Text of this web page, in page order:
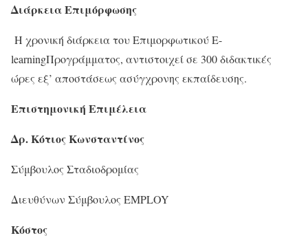
Διάρκεια Επιμόρφωσης
Η χρονική διάρκεια του Επιμορφωτικού E-
learningΠρογράμματος, αντιστοιχεί σε 300 διδακτικές
ώρες εξ’ αποστάσεως ασύγχρονης εκπαίδευσης.
Επιστημονική Επιμέλεια
Δρ. Κότιος Κωνσταντίνος
Σύμβουλος Σταδιοδρομίας
Διευθύνων Σύμβουλος EMPLOY
Κόστος